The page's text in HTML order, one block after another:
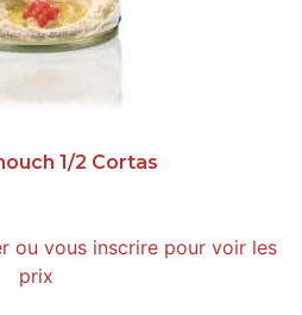
1/2 Cortas
ou vous inscrire pour voir les
prix